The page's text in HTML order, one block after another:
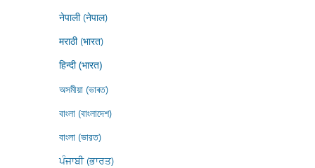
नेपाली (नेपाल)
मराठी (भारत)
हिन्दी (भारत)
অসমীয়া (ভাৰত)
বাংলা (বাংলাদেশ)
বাংলা (ভারত)
ਪੰਜਾਬੀ (ਭਾਰਤ)